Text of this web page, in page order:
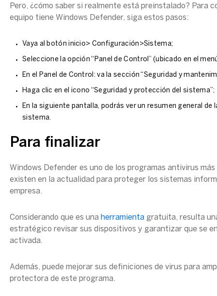
Pero, ¿cómo saber si realmente está preinstalado? Para
equipo tiene Windows Defender, siga estos pasos:
Vaya al botón inicio> Configuración>Sistema;
Seleccione la opción “Panel de Control” (ubicado en el
En el Panel de Control: va la sección “Seguridad y
Haga clic en el icono “Seguridad y protección del sistema”;
En la siguiente pantalla, podrás ver un resumen general de
sistema.
Para finalizar
Windows Defender es uno de los programas antivirus
existen en la actualidad para proteger los sistemas
empresa.
Considerando que es una herramienta gratuita, resulta
estratégico revisar sus dispositivos y garantizar que se
activada.
Además, puede mejorar sus definiciones de virus para
protectora de este programa.